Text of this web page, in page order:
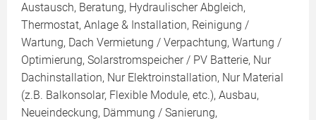
Austausch, Beratung, Hydraulischer Abgleich,
Thermostat, Anlage & Installation, Reinigung /
Wartung, Dach Vermietung / Verpachtung, Wartung /
Optimierung, Solarstromspeicher / PV Batterie, Nur
Dachinstallation, Nur Elektroinstallation, Nur Material
(z.B. Balkonsolar, Flexible Module, etc.), Ausbau,
Neueindeckung, Dämmung / Sanierung,